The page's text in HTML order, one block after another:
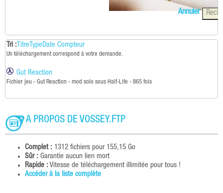
Annuler
Tri : Titre TypeDate Compteur
Un téléchargement correspond à votre demande.
Gut Reaction
Fichier jeu - Gut Reaction - mod solo sous Half-Life - 865 fois
A PROPOS DE VOSSEY.FTP
Complet : 1312 fichiers pour 155,15 Go
Sûr : Garantie aucun lien mort
Rapide : Vitesse de téléchargement illimitée pour tous !
Accéder à la liste complète